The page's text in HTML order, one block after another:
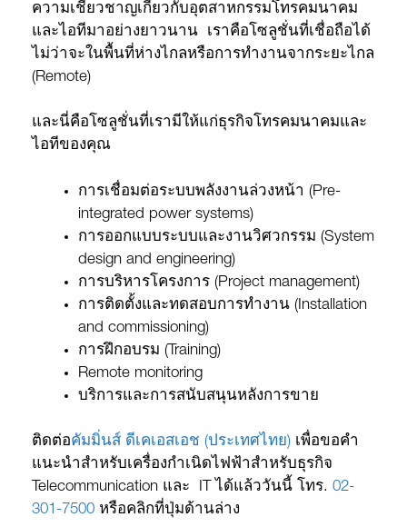
ความเชี่ยวชาญเกี่ยวกับอุตสาหกรรมโทรคมนาคม
และไอทีมาอย่างยาวนาน เราคือโซลูชั่นที่เชื่อถือได้
ไม่ว่าจะในพื้นที่ห่างไกลหรือการทำงานจากระยะไกล
(Remote)
และนี่คือโซลูชั่นที่เรามีให้แก่ธุรกิจโทรคมนาคมและ
ไอทีของคุณ
การเชื่อมต่อระบบพลังงานล่วงหน้า (Pre-
integrated power systems)
การออกแบบระบบและงานวิศวกรรม (System
design and engineering)
การบริหารโครงการ (Project management)
การติดตั้งและทดสอบการทำงาน (Installation
and commissioning)
การฝึกอบรม (Training)
Remote monitoring
บริการและการสนับสนุนหลังการขาย
ติดต่อคัมมิ่นส์ ดีเคเอสเอช (ประเทศไทย) เพื่อขอคำ
แนะนำสำหรับเครื่องกำเนิดไฟฟ้าสำหรับธุรกิจ
Telecommunication และ IT ได้แล้ววันนี้ โทร. 02-
301-7500 หรือคลิกที่ปุ่มด้านล่าง